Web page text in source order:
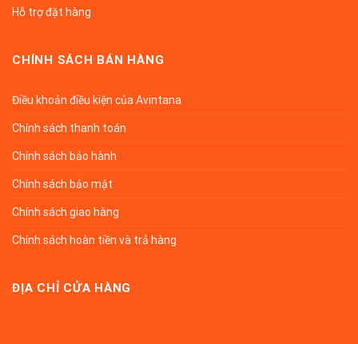
Hỗ trợ đặt hàng
CHÍNH SÁCH BÁN HÀNG
Điều khoản điều kiện của Avintana
Chính sách thanh toán
Chính sách bảo hành
Chính sách bảo mật
Chính sách giao hàng
Chính sách hoàn tiền và trả hàng
ĐỊA CHỈ CỬA HÀNG